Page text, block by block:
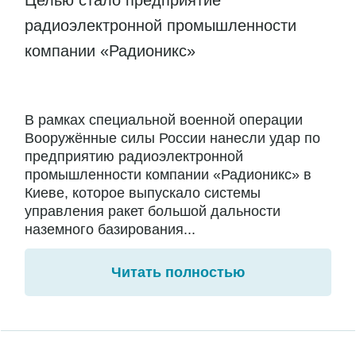
радиоэлектронной промышленности
компании «Радионикс»
В рамках специальной военной операции
Вооружённые силы России нанесли удар по
предприятию радиоэлектронной
промышленности компании «Радионикс» в
Киеве, которое выпускало системы
управления ракет большой дальности
наземного базирования...
Читать полностью